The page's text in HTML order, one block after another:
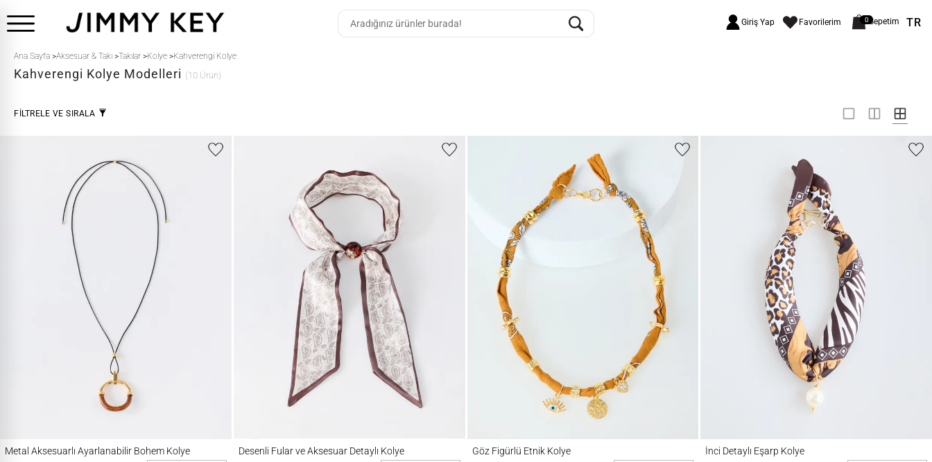
Giriş Yap Favorilerim 0Sepetim TR
Ana Sayfa >Aksesuar & Takı >Takılar >Kolye >Kahverengi Kolye
Kahverengi Kolye Modelleri (10 Ürün)
FİLTRELE VE SIRALA
Metal Aksesuarlı Ayarlanabilir Bohem Kolye Desenli Fular ve Aksesuar Detaylı Kolye Göz Figürlü Etnik Kolye
İnci Detaylı Eşarp Kolye
İnci Detaylı Eşarp Kolye